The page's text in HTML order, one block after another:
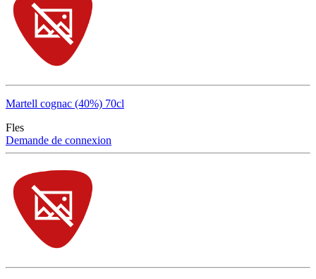
Martell cognac (40%) 70cl
Fles
Demande de connexion